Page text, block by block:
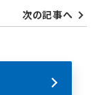
次の記事へ